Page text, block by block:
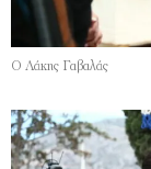
Ο Λάκης Γαβαλάς